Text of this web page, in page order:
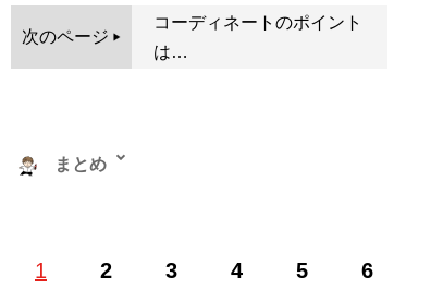
次のページ
コーディネートのポイント
は…
1 2 3 4 5 6
まとめ
ップ、古着、ウェブメディアなどアパレルに関する多彩